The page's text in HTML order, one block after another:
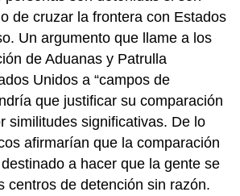
de cruzar la frontera con Estados
Un argumento que llame a los
de Aduanas y Patrulla
Unidos a “campos de
que justificar su comparación
similitudes significativas. De lo
afirmarían que la comparación
a hacer que la gente se
centros de detención sin razón.